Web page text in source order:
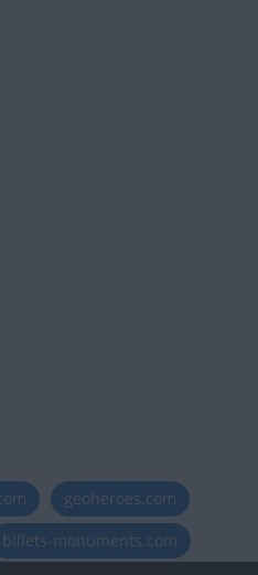
geoheroes.com
billets-monuments.com